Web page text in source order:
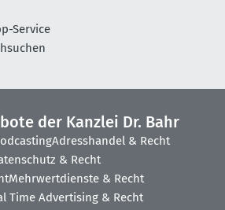
Service
der Kanzlei Dr. Bahr
Adresshandel & Recht
& Recht
Mehrwertdienste & Recht
Time Advertising & Recht